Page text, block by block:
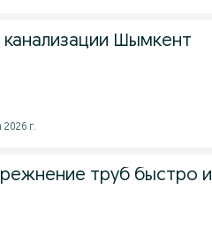
Шымкент
г.
труб быстро и